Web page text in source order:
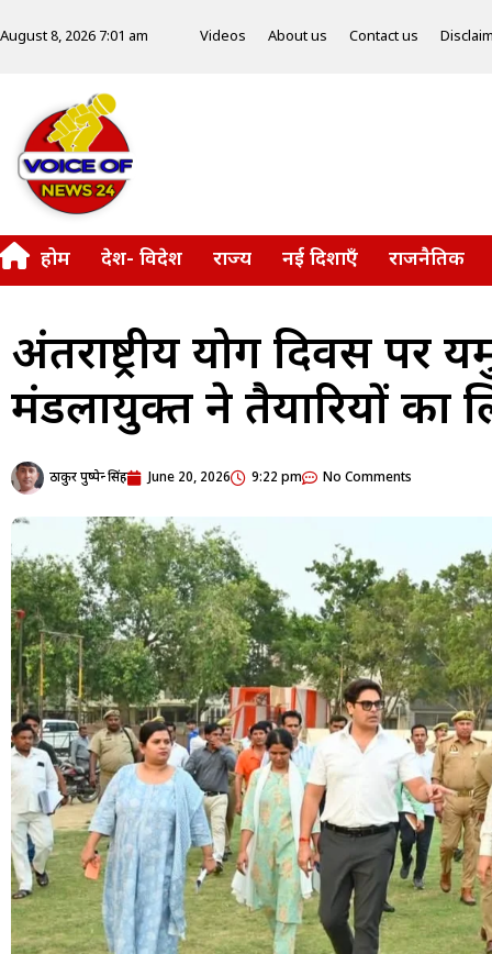
August 8, 2026 7:01 am Videos About us Contact us
होम देश- विदेश राज्य नई दिशाएँ राजनैतिक
अंतर्राष्ट्रीय योग दिवस
मंडलायुक्त ने तैयारियों का
ठाकुर पुष्पेन्द्र सिंह June 20, 2026 9:22 pm No Comments